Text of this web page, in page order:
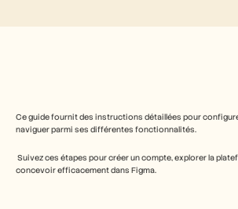
Ce guide fournit des instructions détaillées pour
naviguer parmi ses différentes fonctionnalités.
concevoir efficacement dans Figma.
Marketing produit
Succès client
Formation
See more